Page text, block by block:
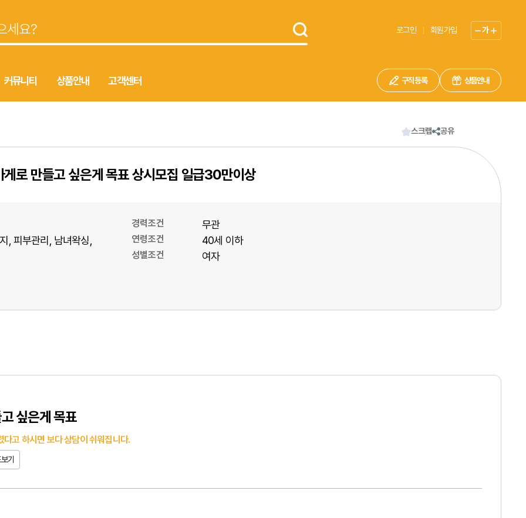
로그인 회원가입 가
커뮤니티 상품안내 고객센터 구직 등록 상품안내
스크랩 공유
로 만들고 싶은게 목표 상시모집 일급30만이상
피부관리 남녀왁싱
경력조건 무관
연령조건 40세 이하
성별조건 여자
싶은게 목표
다고 하시면 보다 상담이 쉬워집니다.
기